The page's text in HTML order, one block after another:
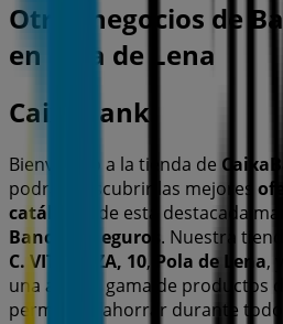
Otros negocios de
en Pola de Lena
CaixaBank
Bienvenido a la tienda de
podrás descubrir las mejores
catálogos
de esta destacada
Bancos y Seguros . Nuestra
C. VITAL AZA, 10, Pola de Lena,
una amplia gama de productos
permitirán ahorrar durante